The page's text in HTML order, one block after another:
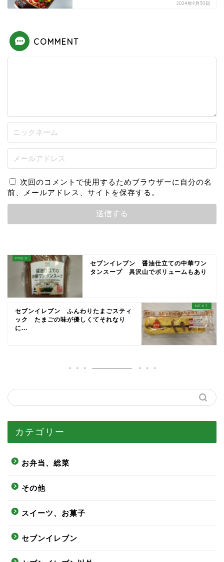
2024年9月30日
COMMENT
次回のコメントで使用するためブラウザーに自分の名
前、メールアドレス、サイトを保存する。
セブンイレブン 醤油仕立ての中華ワン
タンスープ 具沢山でボリュームもあり
セブンイレブン ふんわりたまごスティ
ック たまごの味が優しくてそれなり
に...
カテゴリー
お弁当、総菜
その他
スイーツ、お菓子
セブンイレブン